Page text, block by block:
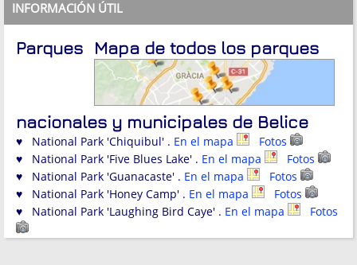
INFORMACIÓN ÚTIL
Mapa de todos los parques
Parques
nacionales y municipales de Belice
♥ National Park 'Chiquibul' . En el mapa
Fotos
♥ National Park 'Five Blues Lake' . En el mapa
Fotos
♥ National Park 'Guanacaste' . En el mapa
Fotos
♥ National Park 'Honey Camp' . En el mapa
Fotos
♥ National Park 'Laughing Bird Caye' . En el mapa Fotos